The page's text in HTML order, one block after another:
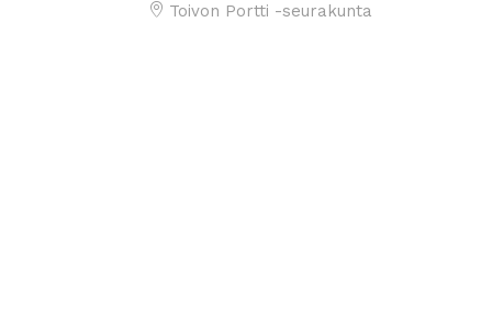
Toivon Portti -seurakunta